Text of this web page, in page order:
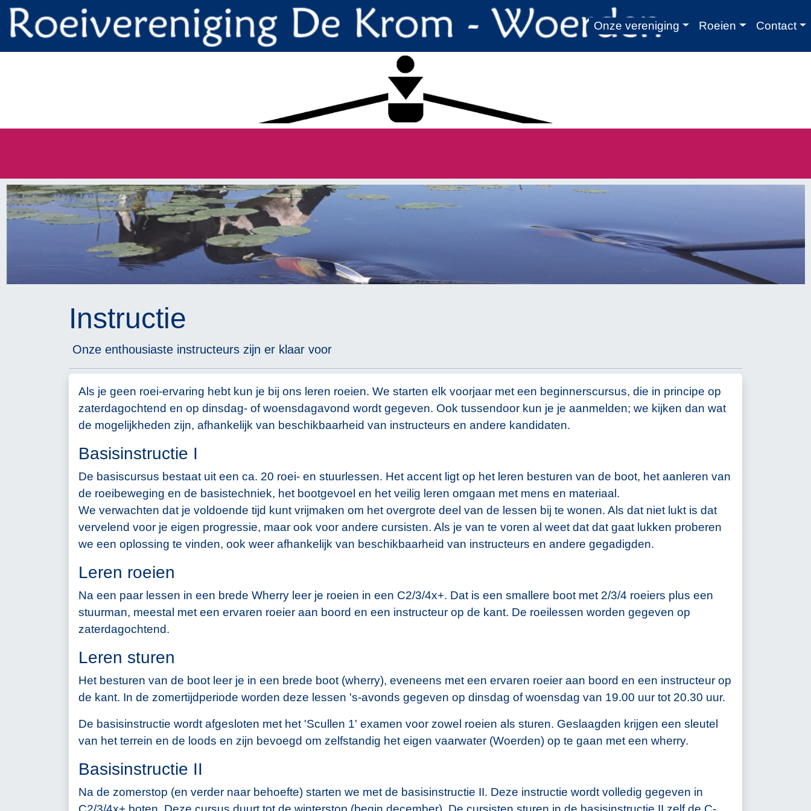
Home Onze vereniging Roeien Contact
Instructie
Onze enthousiaste instructeurs zijn er klaar voor
Als je geen roei-ervaring hebt kun je bij ons leren roeien. We starten elk voorjaar met een beginnerscursus, die in principe op
zaterdagochtend en op dinsdag- of woensdagavond wordt gegeven. Ook tussendoor kun je je aanmelden; we kijken dan wat
de mogelijkheden zijn, afhankelijk van beschikbaarheid van instructeurs en andere kandidaten.
Basisinstructie I
De basiscursus bestaat uit een ca. 20 roei- en stuurlessen. Het accent ligt op het leren besturen van de boot, het aanleren van
de roeibeweging en de basistechniek, het bootgevoel en het veilig leren omgaan met mens en materiaal.
We verwachten dat je voldoende tijd kunt vrijmaken om het overgrote deel van de lessen bij te wonen. Als dat niet lukt is dat
vervelend voor je eigen progressie, maar ook voor andere cursisten. Als je van te voren al weet dat dat gaat lukken proberen
we een oplossing te vinden, ook weer afhankelijk van beschikbaarheid van instructeurs en andere gegadigden.
Leren roeien
Na een paar lessen in een brede Wherry leer je roeien in een C2/3/4x+. Dat is een smallere boot met 2/3/4 roeiers plus een
stuurman, meestal met een ervaren roeier aan boord en een instructeur op de kant. De roeilessen worden gegeven op
zaterdagochtend.
Leren sturen
Het besturen van de boot leer je in een brede boot (wherry), eveneens met een ervaren roeier aan boord en een instructeur op
de kant. In de zomertijdperiode worden deze lessen 's-avonds gegeven op dinsdag of woensdag van 19.00 uur tot 20.30 uur.
De basisinstructie wordt afgesloten met het 'Scullen 1' examen voor zowel roeien als sturen. Geslaagden krijgen een sleutel
van het terrein en de loods en zijn bevoegd om zelfstandig het eigen vaarwater (Woerden) op te gaan met een wherry.
Basisinstructie II
Na de zomerstop (en verder naar behoefte) starten we met de basisinstructie II. Deze instructie wordt volledig gegeven in